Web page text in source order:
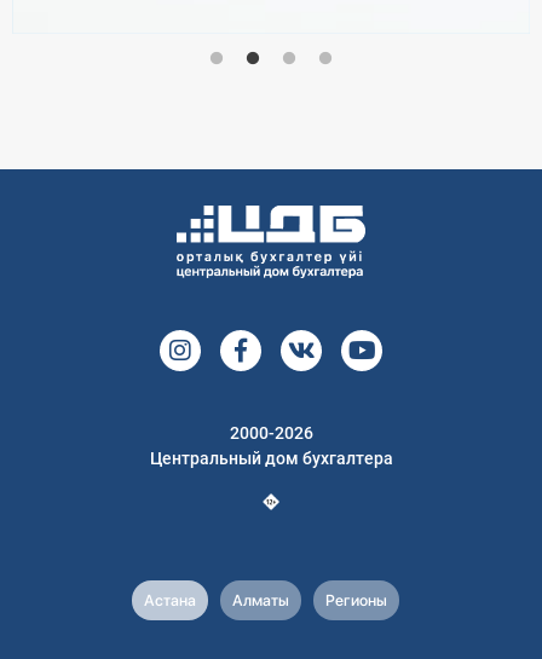
2000-2026
Центральный дом бухгалтера
Астана Алматы Регионы